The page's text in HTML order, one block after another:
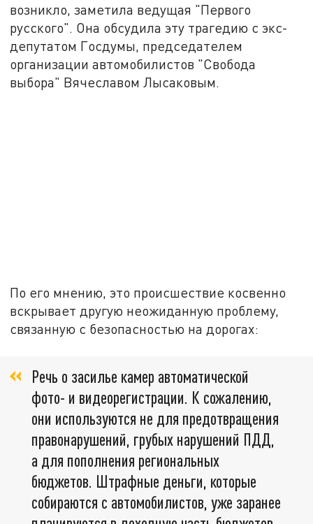
возникло, заметила ведущая "Первого
русского". Она обсудила эту трагедию с экс-
депутатом Госдумы, председателем
организации автомобилистов "Свобода
выбора" Вячеславом Лысаковым.
По его мнению, это происшествие косвенно
вскрывает другую неожиданную проблему,
связанную с безопасностью на дорогах:
Речь о засилье камер автоматической
фото- и видеорегистрации. К сожалению,
они используются не для предотвращения
правонарушений, грубых нарушений ПДД,
а для пополнения региональных
бюджетов. Штрафные деньги, которые
собираются с автомобилистов, уже заранее